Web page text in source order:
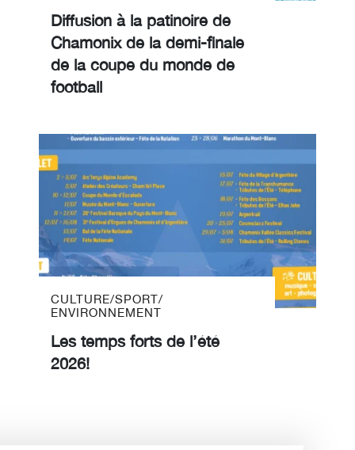
Diffusion à la patinoire de
Chamonix de la demi-finale
de la coupe du monde de
football
CULTURE/SPORT/
ENVIRONNEMENT
Les temps forts de l’été
2026!